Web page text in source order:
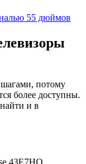
55 дюймов
потому
более доступны.
и в